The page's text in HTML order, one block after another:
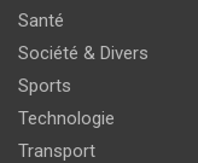
Santé
Société & Divers
Sports
Technologie
Transport